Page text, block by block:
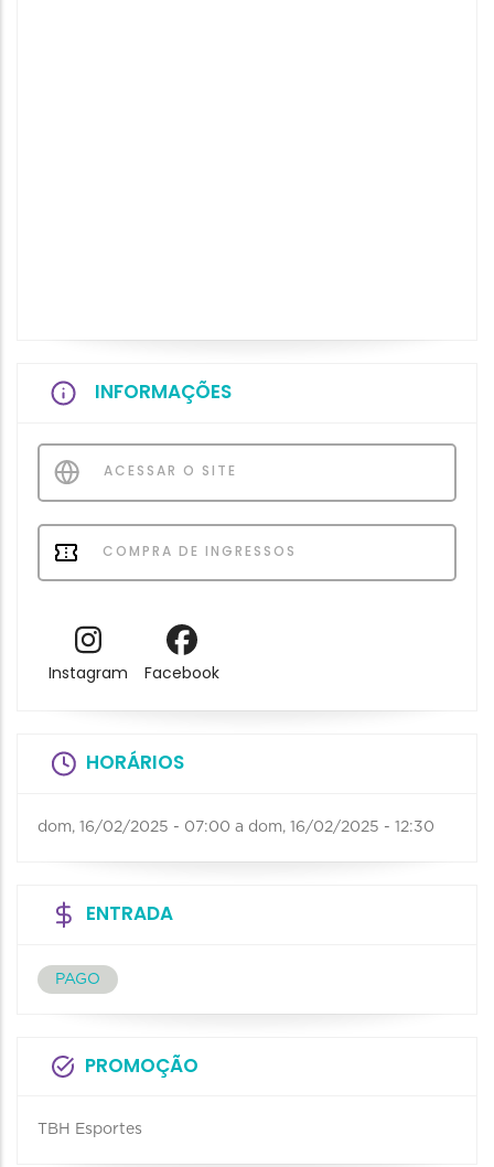
INFORMAÇÕES
ACESSAR O SITE
COMPRA DE INGRESSOS
Instagram Facebook
HORÁRIOS
dom, 16/02/2025 - 07:00 a dom, 16/02/2025 - 12:30
ENTRADA
PAGO
PROMOÇÃO
TBH Esportes